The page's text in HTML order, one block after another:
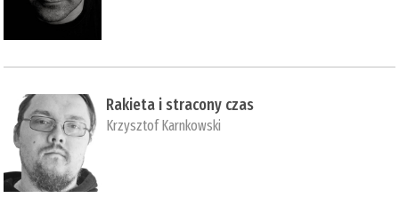
Rakieta i stracony czas
Krzysztof Karnkowski